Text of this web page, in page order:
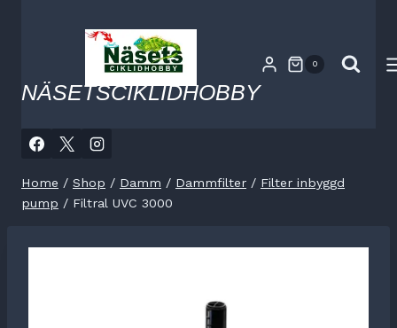
NÄSETSCIKLIDHOBBY
0
Home / Shop / Damm / Dammfilter / Filter inbyggd
pump / Filtral UVC 3000